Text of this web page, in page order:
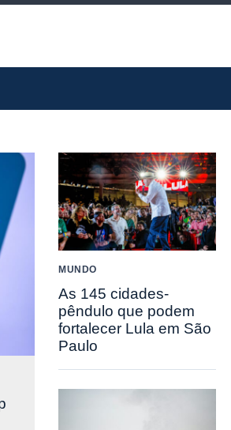
MUNDO
As 145 cidades-
pêndulo que podem
fortalecer Lula em São
Paulo